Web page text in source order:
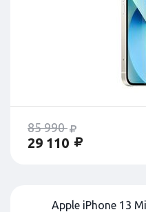
85 990
29 110
Apple iPhone 13